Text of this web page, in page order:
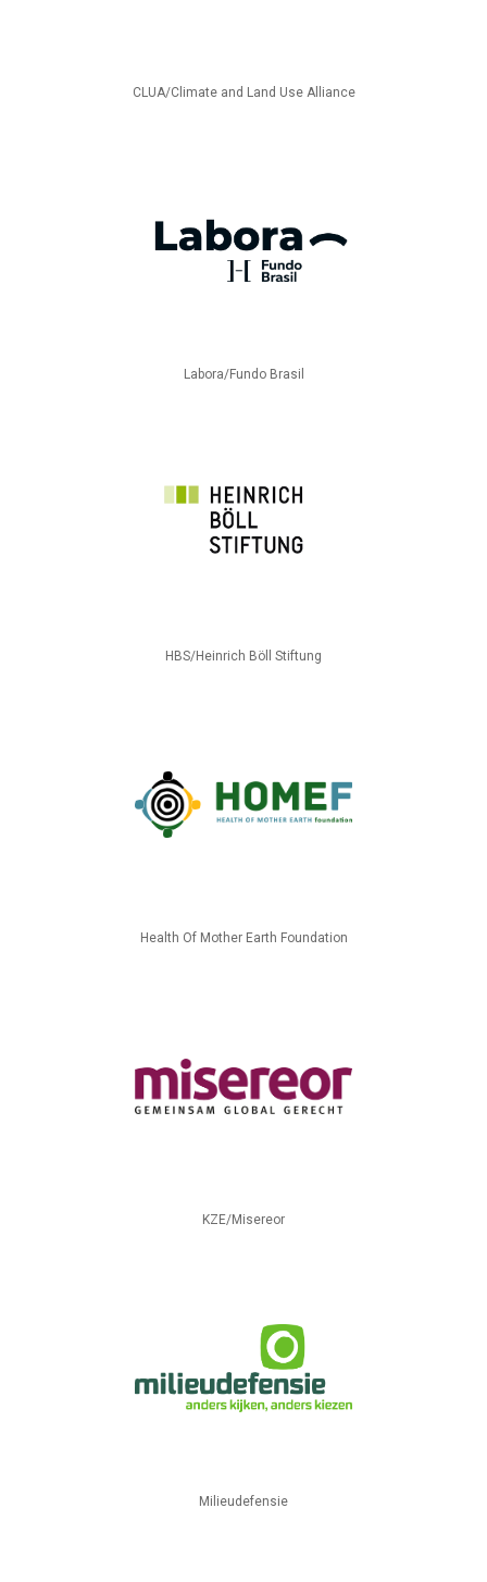
CLUA/Climate and Land Use Alliance
Labora/Fundo Brasil
HBS/Heinrich Böll Stiftung
Health Of Mother Earth Foundation
KZE/Misereor
Milieudefensie